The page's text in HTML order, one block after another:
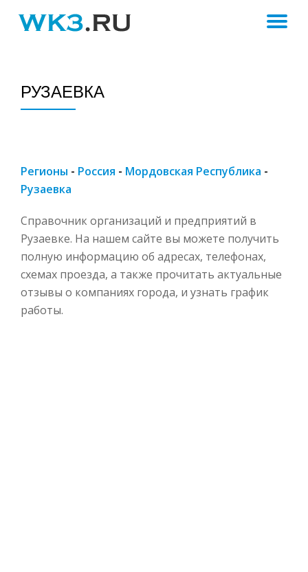
РУЗАЕВКА
Регионы - Россия - Мордовская Республика -
Рузаевка
Справочник организаций и предприятий в
Рузаевке. На нашем сайте вы можете получить
полную информацию об адресах, телефонах,
схемах проезда, а также прочитать актуальные
отзывы о компаниях города, и узнать график
работы.